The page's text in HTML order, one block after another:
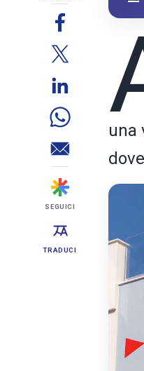
SEGUICI
TRADUCI
una